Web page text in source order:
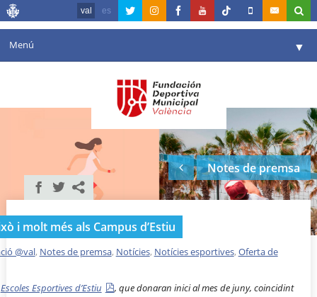
val es
Menú ▼
Agenda
▼
▼
València en esport
Portal de Transparència
Notes de premsa
i molt més als Campus d’Estiu
@val, Notes de premsa, Notícies, Notícies esportives, Oferta de
Escoles Esportives d’Estiu
, que donaran inici al mes de juny, coincidint